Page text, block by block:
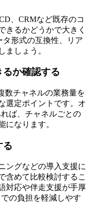
、CRMなど既存のコ
きるかどうかで大きく
形式の互換性、リア
ましょう。
か確認する
数チャネルの業務量を
選定ポイントです。オ
ば、チャネルごとの
になります。
る
ングなどの導入支援に
含めて比較検討するこ
対応や伴走支援が手厚
の負担を軽減しやす